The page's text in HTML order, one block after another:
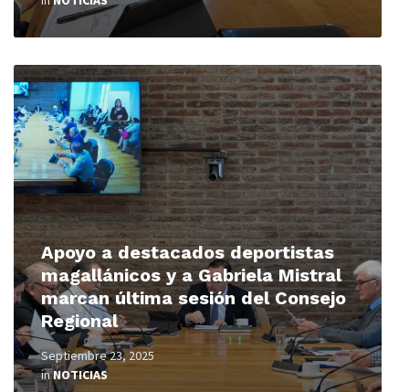
Apoyo a destacados deportistas
magallánicos y a Gabriela Mistral
marcan última sesión del Consejo
Regional
Septiembre 23, 2025
inNOTICIAS
Read
More